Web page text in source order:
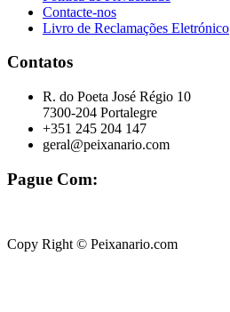
Contacte-nos
Livro de Reclamações Eletrónico
Contatos
R. do Poeta José Régio 10
7300-204 Portalegre
+351 245 204 147
geral@peixanario.com
Pague Com:
Copy Right © Peixanario.com